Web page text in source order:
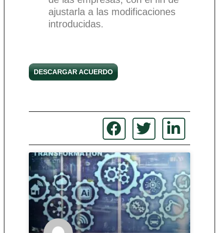
ajustarla a las modificaciones
introducidas.
DESCARGAR ACUERDO